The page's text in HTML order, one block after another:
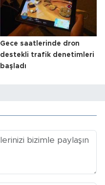
Gece saatlerinde dron
destekli trafik denetimleri
başladı